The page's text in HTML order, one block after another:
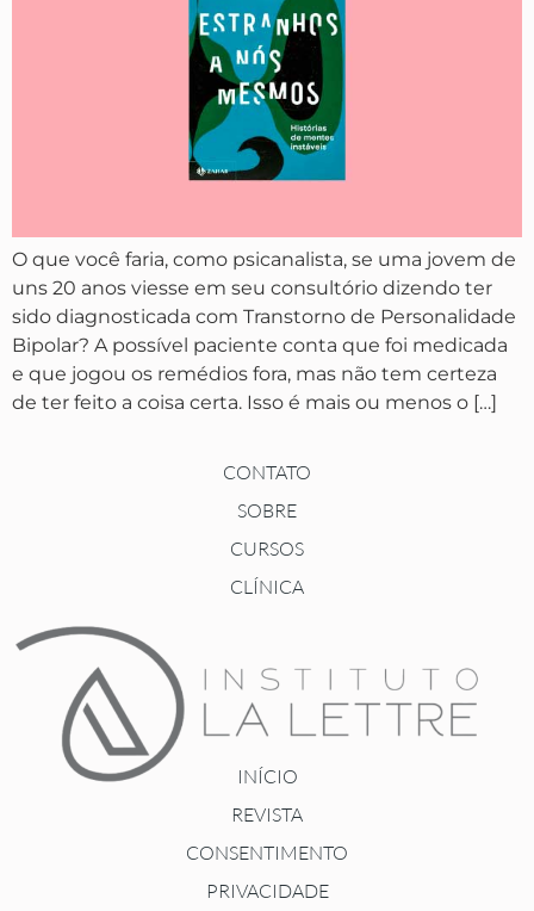
O que você faria, como psicanalista, se uma jovem de
uns 20 anos viesse em seu consultório dizendo ter
sido diagnosticada com Transtorno de Personalidade
Bipolar? A possível paciente conta que foi medicada
e que jogou os remédios fora, mas não tem certeza
de ter feito a coisa certa. Isso é mais ou menos o […]
CONTATO
SOBRE
CURSOS
CLÍNICA
INÍCIO
REVISTA
CONSENTIMENTO
PRIVACIDADE